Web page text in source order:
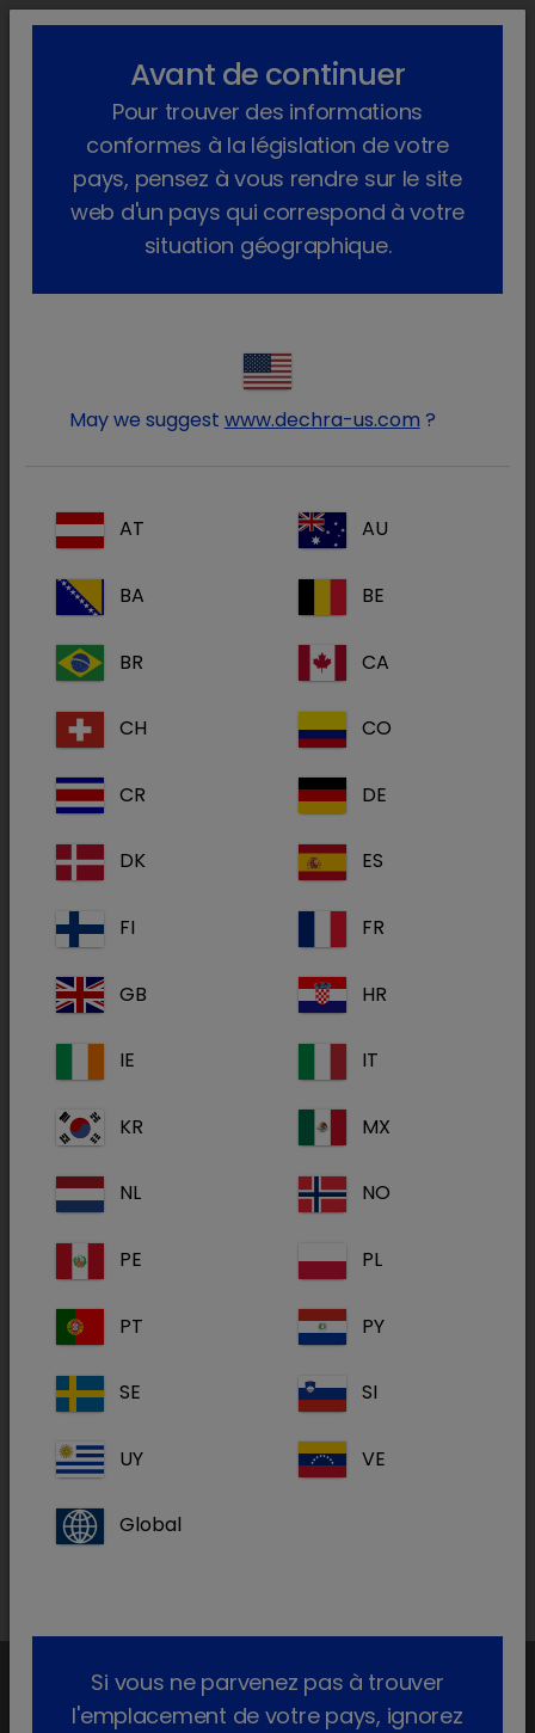
lock_outline search menu
Découvez les domaines
thérapeutiques
Anesthésie et analgésie
Antibiotiques
Avant de continuer
Pour trouver des informations
conformes à la législation de votre
pays, pensez à vous rendre sur le site
web d'un pays qui correspond à votre
situation géographique.
May we suggest www.dechra-us.com ?
AT AU
BA BE
BR CA
CH CO
CR DE
DK ES
FI FR
GB HR
IE IT
KR MX
NL NO
PE PL
PT PY
SE SI
UY VE
Global
Si vous ne parvenez pas à trouver
l'emplacement de votre pays, ignorez